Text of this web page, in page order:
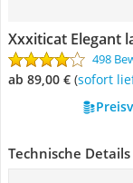
Xxxiticat Elegant
498
ab 89,00 € ( Sofort
Technische Details